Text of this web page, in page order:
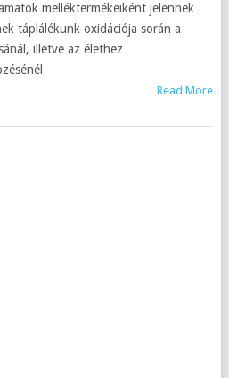
melléktermékeiként jelennek
táplálékunk oxidációja során a
illetve az élethez
Read More